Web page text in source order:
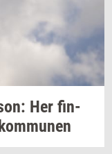
Her fin­
kom­mu­nen